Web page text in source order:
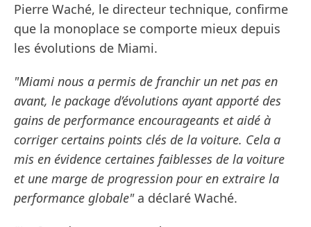
Pierre Waché, le directeur technique, confirme
que la monoplace se comporte mieux depuis
les évolutions de Miami.
"Miami nous a permis de franchir un net pas en
avant, le package d’évolutions ayant apporté des
gains de performance encourageants et aidé à
corriger certains points clés de la voiture. Cela a
mis en évidence certaines faiblesses de la voiture
et une marge de progression pour en extraire la
performance globale"a déclaré Waché.